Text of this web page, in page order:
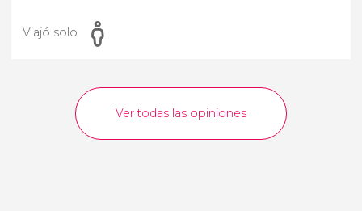
Viajó solo
Ver todas las opiniones